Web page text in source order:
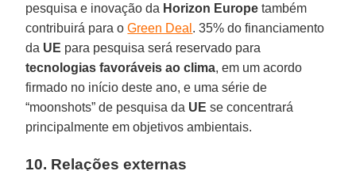
pesquisa e inovação da Horizon Europe também
contribuirá para oGreen Deal . 35% do financiamento
da UE para pesquisa será reservado para
tecnologias favoráveis ao clima, em um acordo
firmado no início deste ano, e uma série de
“moonshots” de pesquisa da UE se concentrará
principalmente em objetivos ambientais.
10. Relações externas